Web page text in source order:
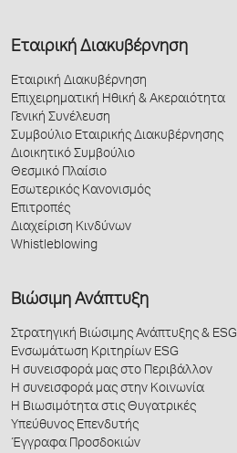
Εταιρική Διακυβέρνηση
Εταιρική Διακυβέρνηση
Επιχειρηματική Ηθική & Ακεραιότητα
Γενική Συνέλευση
Συμβούλιο Εταιρικής Διακυβέρνησης
Διοικητικό Συμβούλιο
Θεσμικό Πλαίσιο
Εσωτερικός Κανονισμός
Επιτροπές
Διαχείριση Κινδύνων
Whistleblowing
Βιώσιμη Ανάπτυξη
Στρατηγική Βιώσιμης Ανάπτυξης & ESG
Ενσωμάτωση Κριτηρίων ESG
Η συνεισφορά μας στο Περιβάλλον
Η συνεισφορά μας στην Κοινωνία
Η Βιωσιμότητα στις Θυγατρικές
Υπεύθυνος Επενδυτής
Έγγραφα Προσδοκιών